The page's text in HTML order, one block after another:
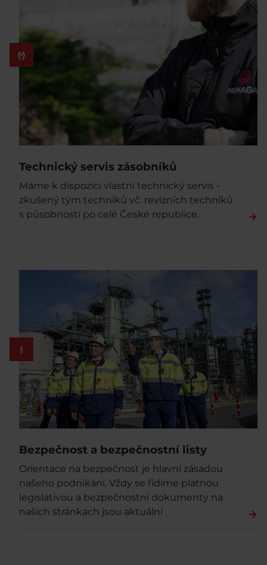
Technický servis zásobníků
Máme k dispozici vlastní technický servis -
zkušený tým techniků vč. revizních techniků
s působností po celé České republice.
Bezpečnost a bezpečnostní listy
Orientace na bezpečnost je hlavní zásadou
našeho podnikání. Vždy se řídíme platnou
legislativou a bezpečnostní dokumenty na
našich stránkách jsou aktuální